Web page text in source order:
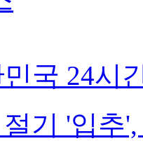
국 24시
기 '입추